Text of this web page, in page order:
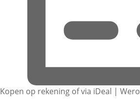
Kopen op rekening of via iDeal | Wero